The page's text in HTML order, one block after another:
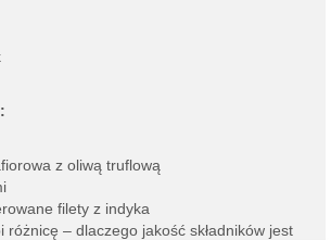
z oliwą truflową
filety z indyka
różnicę – dlaczego jakość składników jest